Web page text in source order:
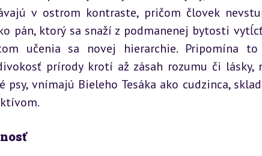
v ostrom kontraste, pričom človek
pán, ktorý sa snaží z podmanenej bytosti
učenia sa novej hierarchie. Pripomína to
prírody krotí až zásah rozumu či lásky,
vnímajú Bieleho Tesáka ako cudzinca,